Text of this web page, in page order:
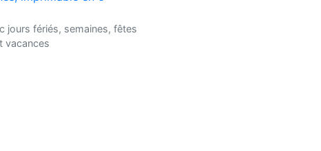
jours fériés, semaines, fêtes
vacances